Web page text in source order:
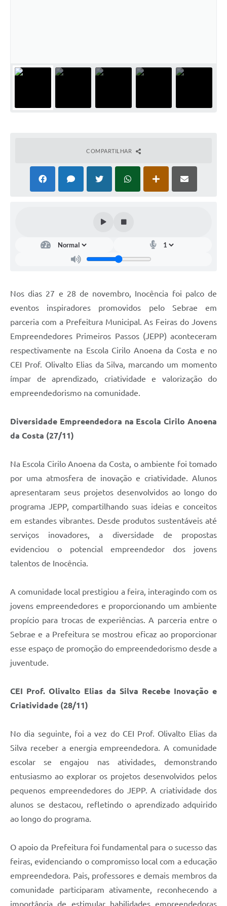
Plano Estratégico
Fale conosco
COMPARTILHAR
Nos dias 27 e 28 de novembro, Inocência foi palco de
eventos inspiradores promovidos pelo Sebrae em
parceria com a Prefeitura Municipal. As Feiras do Jovens
Empreendedores Primeiros Passos (JEPP) aconteceram
respectivamente na Escola Cirilo Anoena da Costa e no
CEI Prof. Olivalto Elias da Silva, marcando um momento
ímpar de aprendizado, criatividade e valorização do
empreendedorismo na comunidade.
Diversidade Empreendedora na Escola Cirilo Anoena
da Costa (27/11)
Na Escola Cirilo Anoena da Costa, o ambiente foi tomado
por uma atmosfera de inovação e criatividade. Alunos
apresentaram seus projetos desenvolvidos ao longo do
programa JEPP, compartilhando suas ideias e conceitos
em estandes vibrantes. Desde produtos sustentáveis até
serviços inovadores, a diversidade de propostas
evidenciou o potencial empreendedor dos jovens
talentos de Inocência.
A comunidade local prestigiou a feira, interagindo com os
jovens empreendedores e proporcionando um ambiente
propício para trocas de experiências. A parceria entre o
Sebrae e a Prefeitura se mostrou eficaz ao proporcionar
esse espaço de promoção do empreendedorismo desde a
juventude.
CEI Prof. Olivalto Elias da Silva Recebe Inovação e
Criatividade (28/11)
No dia seguinte, foi a vez do CEI Prof. Olivalto Elias da
Silva receber a energia empreendedora. A comunidade
escolar se engajou nas atividades, demonstrando
entusiasmo ao explorar os projetos desenvolvidos pelos
pequenos empreendedores do JEPP. A criatividade dos
alunos se destacou, refletindo o aprendizado adquirido
ao longo do programa.
O apoio da Prefeitura foi fundamental para o sucesso das
feiras, evidenciando o compromisso local com a educação
empreendedora. Pais, professores e demais membros da
comunidade participaram ativamente, reconhecendo a
importância de estimular habilidades empreendedoras